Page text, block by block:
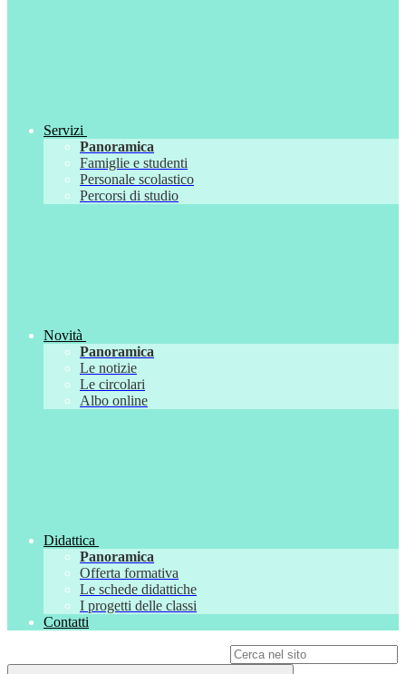
Servizi
Panoramica
Famiglie e studenti
Personale scolastico
Percorsi di studio
Novità
Panoramica
Le notizie
Le circolari
Albo online
Didattica
Panoramica
Offerta formativa
Le schede didattiche
I progetti delle classi
Contatti